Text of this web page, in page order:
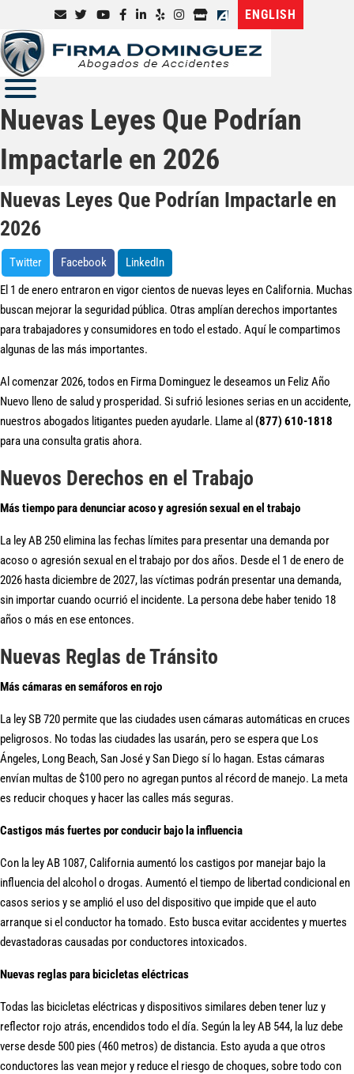
ENGLISH
Nuevas Leyes Que Podrían
Impactarle en 2026
Nuevas Leyes Que Podrían Impactarle en
2026
Twitter Facebook
LinkedIn
El 1 de enero entraron en vigor cientos de nuevas leyes en California. Muchas
buscan mejorar la seguridad pública. Otras amplían derechos importantes
para trabajadores y consumidores en todo el estado. Aquí le compartimos
algunas de las más importantes.
Al comenzar 2026, todos en Firma Dominguez le deseamos un Feliz Año
Nuevo lleno de salud y prosperidad. Si sufrió lesiones serias en un accidente,
nuestros abogados litigantes pueden ayudarle. Llame al (877) 610-1818
para una consulta gratis ahora.
Nuevos Derechos en el Trabajo
Más tiempo para denunciar acoso y agresión sexual en el trabajo
La ley AB 250 elimina las fechas límites para presentar una demanda por
acoso o agresión sexual en el trabajo por dos años. Desde el 1 de enero de
2026 hasta diciembre de 2027, las víctimas podrán presentar una demanda,
sin importar cuando ocurrió el incidente. La persona debe haber tenido 18
años o más en ese entonces.
Nuevas Reglas de Tránsito
Más cámaras en semáforos en rojo
La ley SB 720 permite que las ciudades usen cámaras automáticas en cruces
peligrosos. No todas las ciudades las usarán, pero se espera que Los
Ángeles, Long Beach, San José y San Diego sí lo hagan. Estas cámaras
envían multas de $100 pero no agregan puntos al récord de manejo. La meta
es reducir choques y hacer las calles más seguras.
Castigos más fuertes por conducir bajo la influencia
Con la ley AB 1087, California aumentó los castigos por manejar bajo la
influencia del alcohol o drogas. Aumentó el tiempo de libertad condicional en
casos serios y se amplió el uso del dispositivo que impide que el auto
arranque si el conductor ha tomado. Esto busca evitar accidentes y muertes
devastadoras causadas por conductores intoxicados.
Nuevas reglas para bicicletas eléctricas
Todas las bicicletas eléctricas y dispositivos similares deben tener luz y
reflector rojo atrás, encendidos todo el día. Según la ley AB 544, la luz debe
verse desde 500 pies (460 metros) de distancia. Esto ayuda a que otros
conductores las vean mejor y reduce el riesgo de choques, sobre todo con